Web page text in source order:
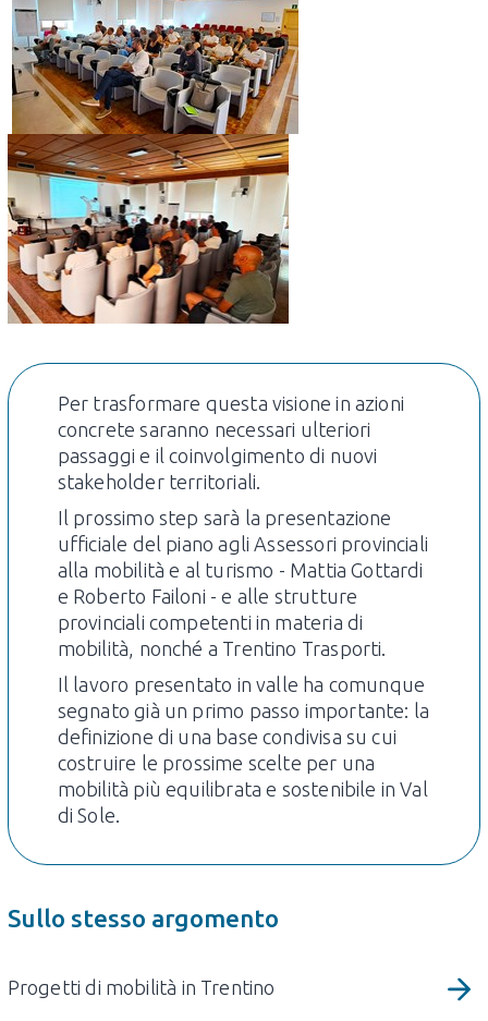
Per trasformare questa visione in azioni
concrete saranno necessari ulteriori
passaggi e il coinvolgimento di nuovi
stakeholder territoriali.
Il prossimo step sarà la presentazione
ufficiale del piano agli Assessori provinciali
alla mobilità e al turismo - Mattia Gottardi
e Roberto Failoni - e alle strutture
provinciali competenti in materia di
mobilità, nonché a Trentino Trasporti.
Il lavoro presentato in valle ha comunque
segnato già un primo passo importante: la
definizione di una base condivisa su cui
costruire le prossime scelte per una
mobilità più equilibrata e sostenibile in Val
di Sole.
Sullo stesso argomento
Progetti di mobilità in Trentino